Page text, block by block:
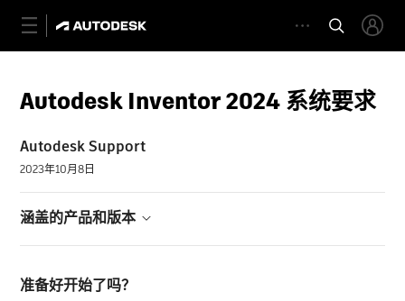
Autodesk Inventor 2024 系统要求
Autodesk Support
2023年10月8日
涵盖的产品和版本
准备好开始了吗？